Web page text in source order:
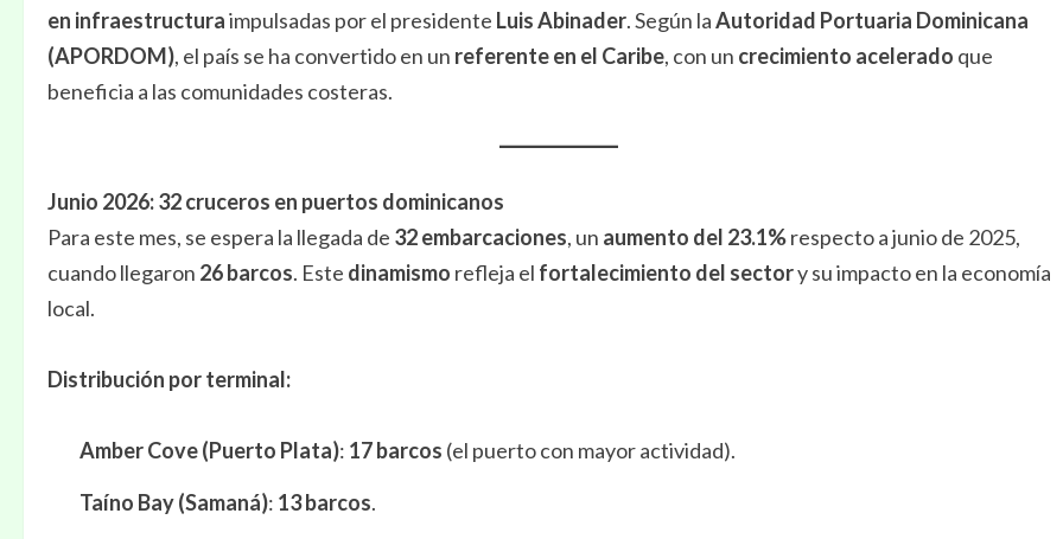
en infraestructuraimpulsadas por el presidente Luis Abinader. Según laAutoridad Portuaria Dominicana
(APORDOM), el país se ha convertido en un referente en el Caribe, con un crecimiento acelerado que
beneficia a las comunidades costeras.
Junio 2026: 32 cruceros en puertos dominicanos
Para este mes, se espera la llegada de 32 embarcaciones, un aumento del 23.1%respecto a junio de 2025,
cuando llegaron 26 barcos. Este dinamismo refleja el fortalecimiento del sectory su impacto en la economía
local.
Distribución por terminal:
Amber Cove (Puerto Plata): 17 barcos (el puerto con mayor actividad).
Taíno Bay (Samaná): 13 barcos.